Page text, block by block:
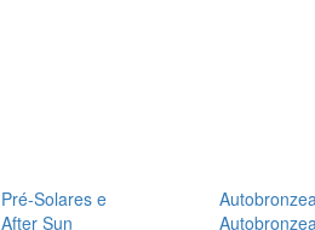
Pré-Solares e
After Sun